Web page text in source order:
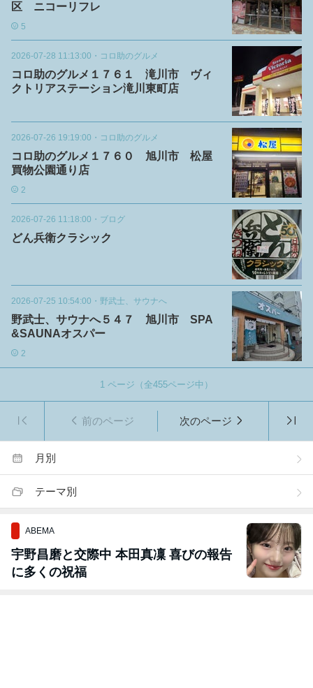
区 ニコーリフレ
5
2026-07-28 11:13:00 ・ コロ助のグルメ
コロ助のグルメ１７６１ 滝川市 ヴィ
クトリアステーション滝川東町店
2026-07-26 19:19:00 ・ コロ助のグルメ
コロ助のグルメ１７６０ 旭川市 松屋
買物公園通り店
2
2026-07-26 11:18:00 ・ ブログ
どん兵衛クラシック
2026-07-25 10:54:00 ・ 野武士、サウナへ
野武士、サウナへ５４７ 旭川市 SPA
&SAUNAオスパー
2
1 ページ（全455ページ中）
前のページ 次のページ
月別
テーマ別
ABEMA
宇野昌磨と交際中 本田真凜 喜びの報告
に多くの祝福